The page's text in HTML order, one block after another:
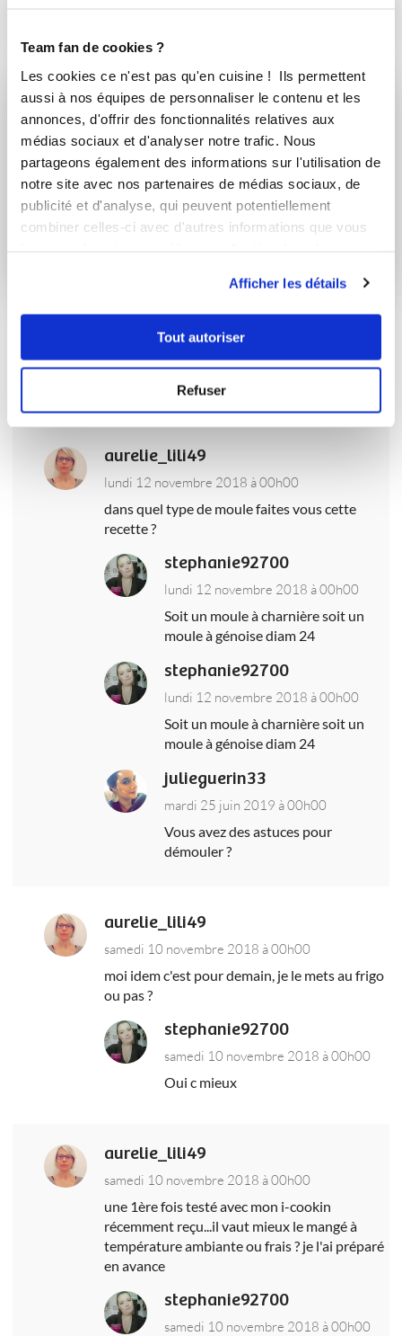
Team fan de cookies ?
Les cookies ce n'est pas qu'en cuisine ! Ils permettent
aussi à nos équipes de personnaliser le contenu et les
annonces, d'offrir des fonctionnalités relatives aux
médias sociaux et d'analyser notre trafic. Nous
partageons également des informations sur l'utilisation de
notre site avec nos partenaires de médias sociaux, de
publicité et d'analyse, qui peuvent potentiellement
combiner celles-ci avec d'autres informations que vous
Afficher les détails
Tout autoriser
Refuser
Vous souhaitez commenter cette recette
?
Connectez-vous ou rejoignez le Club
Se connecter S'inscrire
21 commentaires
aurelie_lili49
lundi 12 novembre 2018 à 00h00
dans quel type de moule faites vous cette
recette ?
stephanie92700
lundi 12 novembre 2018 à 00h00
Soit un moule à charnière soit un
moule à génoise diam 24
stephanie92700
lundi 12 novembre 2018 à 00h00
Soit un moule à charnière soit un
moule à génoise diam 24
julieguerin33
mardi 25 juin 2019 à 00h00
Vous avez des astuces pour
démouler ?
aurelie_lili49
samedi 10 novembre 2018 à 00h00
moi idem c'est pour demain, je le mets au frigo
ou pas ?
stephanie92700
samedi 10 novembre 2018 à 00h00
Oui c mieux
aurelie_lili49
samedi 10 novembre 2018 à 00h00
une 1ère fois testé avec mon i-cookin
récemment reçu...il vaut mieux le mangé à
température ambiante ou frais ? je l'ai préparé
en avance
stephanie92700
samedi 10 novembre 2018 à 00h00